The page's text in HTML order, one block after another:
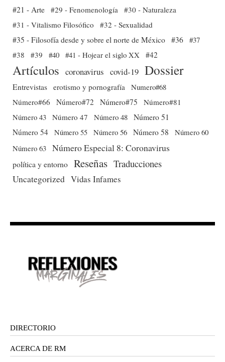
#21 - Arte #29 - Fenomenología
#30 - Naturaleza
#31 - Vitalismo Filosófico
#32 - Sexualidad
#35 - Filosofía desde y sobre el norte de México #36 #37
#38
#39 #40 #41 - Hojear el siglo XX #42
Artículos coronavirus covid-19 Dossier
Entrevistas erotismo y pornografía
Numero#68
Número#66
Número#72 Número#75
Número#81
Número 43 Número 47 Número 48 Número 51
Número 54 Número 55 Número 56 Número 58
Número 60
Número 63 Número Especial 8: Coronavirus
política y entorno Reseñas Traducciones
Uncategorized Vidas Infames
DIRECTORIO
ACERCA DE RM